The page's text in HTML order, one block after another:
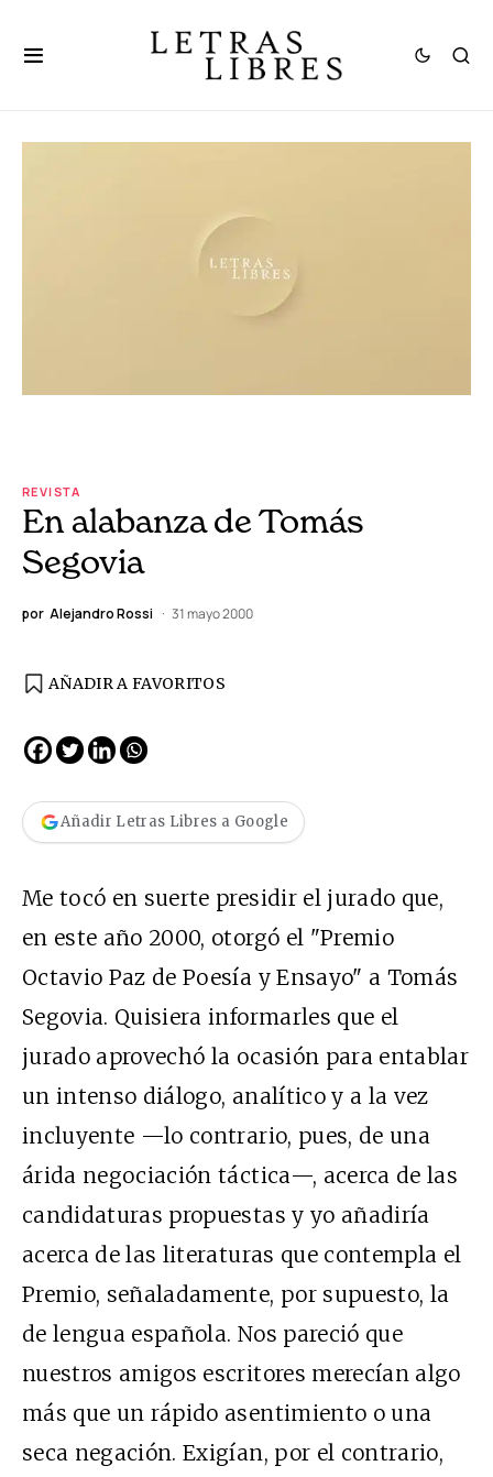
REVISTA
En alabanza de Tomás
Segovia
por Alejandro Rossi 31 mayo 2000
AÑADIR A FAVORITOS
Añadir Letras Libres a Google
Me tocó en suerte presidir el jurado que,
en este año 2000, otorgó el "Premio
Octavio Paz de Poesía y Ensayo" a Tomás
Segovia. Quisiera informarles que el
jurado aprovechó la ocasión para entablar
un intenso diálogo, analítico y a la vez
incluyente —lo contrario, pues, de una
árida negociación táctica—, acerca de las
candidaturas propuestas y yo añadiría
acerca de las literaturas que contempla el
Premio, señaladamente, por supuesto, la
de lengua española. Nos pareció que
nuestros amigos escritores merecían algo
más que un rápido asentimiento o una
seca negación. Exigían, por el contrario,